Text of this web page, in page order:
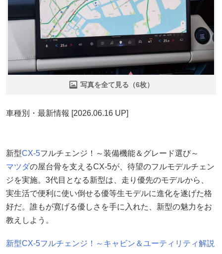
写真を全て見る（6枚）
車種別・最新情報 [2026.06.16 UP]
新型CX-5フルチェンジ！～装備機能＆グレード選び～
マツダの屋台骨を支えるCX-5が、待望のフルモデルチェン
ジを実施。3代目となる新型は、走り優先のモデルから、
実生活で便利に使い倒せる優等生モデルに進化を遂げた格
好だ。誰もが寛げる優しさを手に入れた、新型の魅力をお
教えしよう。
新型CX-5フルチェンジ！～キャビン＆ユーティリティ解説